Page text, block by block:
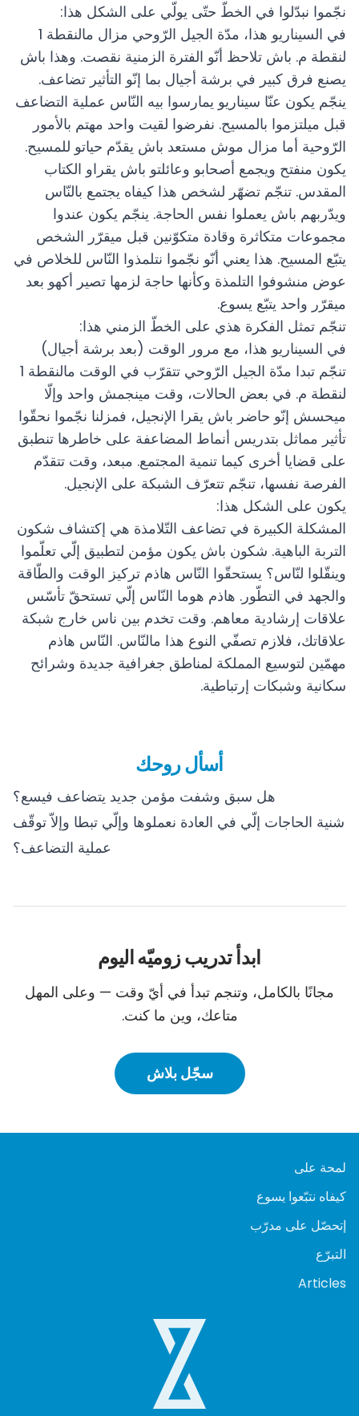
نجّموا نبدّلوا في الخطّ حتّى يولّي على الشكل هذا:
في السيناريو هذا، مدّة الجيل الرّوحي مزال مالنقطة 1
لنقطة م. باش تلاحظ أنّو الفترة الزمنية نقصت. وهذا باش
يصنع فرق كبير في برشة أجيال بما إنّو التأثير تضاعف.
ينجّم يكون عنّا سيناريو يمارسوا بيه النّاس عملية التضاعف
قبل ميلتزموا بالمسيح. نفرضوا لقيت واحد مهتم بالأمور
الرّوحية أما مزال موش مستعد باش يقدّم حياتو للمسيح.
يكون منفتح ويجمع أصحابو وعائلتو باش يقراو الكتاب
المقدس. تنجّم تضهّر لشخص هذا كيفاه يجتمع بالنّاس
ويدّربهم باش يعملوا نفس الحاجة. ينجّم يكون عندوا
مجموعات متكاثرة وقادة متكوّنين قبل ميقرّر الشخص
يتبّع المسيح. هذا يعني أنّو نجّموا نتلمذوا النّاس للخلاص في
عوض منشوفوا التلمذة وكأنها حاجة لزمها تصير أكهو بعد
ميقرّر واحد يتبّع يسوع.
تنجّم تمثل الفكرة هذي على الخطّ الزمني هذا:
في السيناريو هذا، مع مرور الوقت (بعد برشة أجيال)
تنجّم تبدا مدّة الجيل الرّوحي تتقرّب في الوقت مالنقطة 1
لنقطة م. في بعض الحالات، وقت مينجمش واحد وإلّا
ميحسش إنّو حاضر باش يقرا الإنجيل، فمزلنا نجّموا نحقّوا
تأثير مماثل بتدريس أنماط المضاعفة على خاطرها تنطبق
على قضايا أخرى كيما تنمية المجتمع. مبعد، وقت تتقدّم
الفرصة نفسها، تنجّم تتعرّف الشبكة على الإنجيل.
يكون على الشكل هذا:
المشكلة الكبيرة في تضاعف التّلامذة هي إكتشاف شكون
التربة الباهية. شكون باش يكون مؤمن لتطبيق إلّي تعلّموا
وينقّلوا لنّاس؟ يستحقّوا النّاس هاذم تركيز الوقت والطّاقة
والجهد في التطّور. هاذم هوما النّاس إلّي تستحقّ تأسّس
علاقات إرشادية معاهم. وقت تخدم بين ناس خارج شبكة
علاقاتك، فلازم تصفّي النوع هذا مالنّاس. النّاس هاذم
مهمّين لتوسيع المملكة لمناطق جغرافية جديدة وشرائح
سكانية وشبكات إرتباطية.
أسأل روحك
هل سبق وشفت مؤمن جديد يتضاعف فيسع؟
شنية الحاجات إلّي في العادة نعملوها وإلّي تبطا وإلاّ توقّف
عملية التضاعف؟
ابدأ تدريب زوميّه اليوم
مجانًا بالكامل، وتنجم تبدأ في أيّ وقت — وعلى المهل
متاعك، وين ما كنت.
سجّل بلاش
لمحة على
كيفاه نتبّعوا يسوع
إتحصّل على مدرّب
التبرّع
Articles